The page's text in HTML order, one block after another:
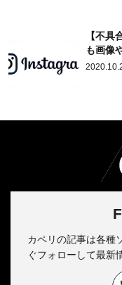
【不
も画像
カペリの記事は各種
ぐフォローして最新